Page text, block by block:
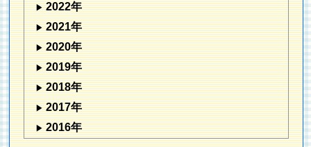
2022年
2021年
2020年
2019年
2018年
2017年
2016年